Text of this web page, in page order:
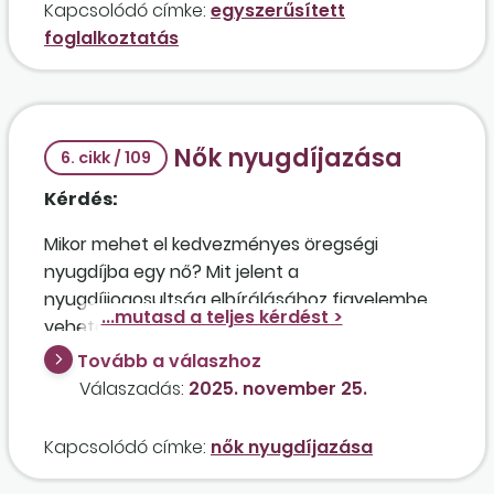
Kapcsolódó címke: egyszerűsített
foglalkoztatás
6. cikk / 109 Nők nyugdíjazása
Kérdés:
Mikor mehet el kedvezményes öregségi
nyugdíjba egy nő? Mit jelent a
nyugdíjjogosultság elbírálásához figyelembe
vehető szolgálati idő? Mit tartalmaz a nők
kedvezményes öregségi nyugdíjára jogosító
idő, illetve mit jelent a keresőtevékenységgel
szerzett szolgálati idő? Melyiknek kell megfelelni,
hogy egy nő nyugdíjba mehessen?
Tovább a válaszhoz
Válaszadás: 2025. november 25.
Kapcsolódó címke: nők nyugdíjazása